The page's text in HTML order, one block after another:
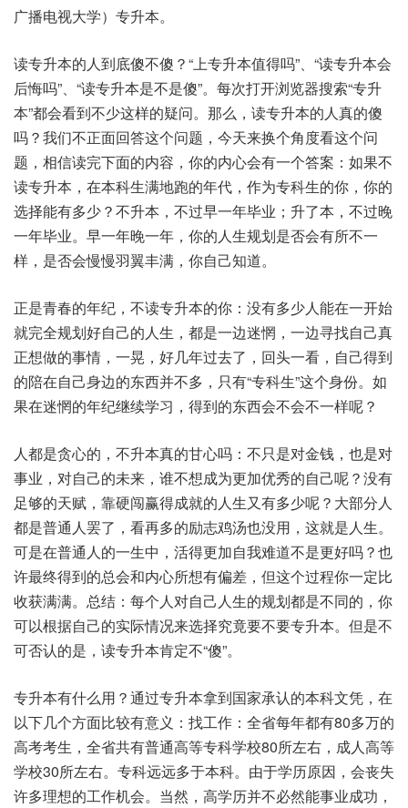
广播电视大学）专升本。
读专升本的人到底傻不傻？“上专升本值得吗”、“读专升本会
后悔吗”、“读专升本是不是傻”。每次打开浏览器搜索“专升
本”都会看到不少这样的疑问。那么，读专升本的人真的傻
吗？我们不正面回答这个问题，今天来换个角度看这个问
题，相信读完下面的内容，你的内心会有一个答案：如果不
读专升本，在本科生满地跑的年代，作为专科生的你，你的
选择能有多少？不升本，不过早一年毕业；升了本，不过晚
一年毕业。早一年晚一年，你的人生规划是否会有所不一
样，是否会慢慢羽翼丰满，你自己知道。
正是青春的年纪，不读专升本的你：没有多少人能在一开始
就完全规划好自己的人生，都是一边迷惘，一边寻找自己真
正想做的事情，一晃，好几年过去了，回头一看，自己得到
的陪在自己身边的东西并不多，只有“专科生”这个身份。如
果在迷惘的年纪继续学习，得到的东西会不会不一样呢？
人都是贪心的，不升本真的甘心吗：不只是对金钱，也是对
事业，对自己的未来，谁不想成为更加优秀的自己呢？没有
足够的天赋，靠硬闯赢得成就的人生又有多少呢？大部分人
都是普通人罢了，看再多的励志鸡汤也没用，这就是人生。
可是在普通人的一生中，活得更加自我难道不是更好吗？也
许最终得到的总会和内心所想有偏差，但这个过程你一定比
收获满满。总结：每个人对自己人生的规划都是不同的，你
可以根据自己的实际情况来选择究竟要不要专升本。但是不
可否认的是，读专升本肯定不“傻”。
专升本有什么用？通过专升本拿到国家承认的本科文凭，在
以下几个方面比较有意义：找工作：全省每年都有80多万的
高考考生，全省共有普通高等专科学校80所左右，成人高等
学校30所左右。专科远远多于本科。由于学历原因，会丧失
许多理想的工作机会。当然，高学历并不必然能事业成功，